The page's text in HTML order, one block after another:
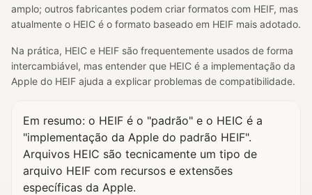
amplo; outros fabricantes podem criar formatos com HEIF, mas
atualmente o HEIC é o formato baseado em HEIF mais adotado.
Na prática, HEIC e HEIF são frequentemente usados de forma
intercambiável, mas entender que HEIC é a implementação da
Apple do HEIF ajuda a explicar problemas de compatibilidade.
Em resumo: o HEIF é o "padrão" e o HEIC é a
"implementação da Apple do padrão HEIF".
Arquivos HEIC são tecnicamente um tipo de
arquivo HEIF com recursos e extensões
específicas da Apple.